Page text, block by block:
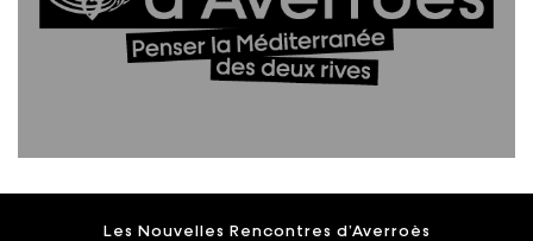
Les Nouvelles Rencontres d’Averroès